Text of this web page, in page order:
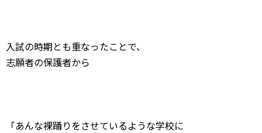
入試の時期とも重なったことで、
志願者の保護者から
「あんな裸踊りをさせているような学校に